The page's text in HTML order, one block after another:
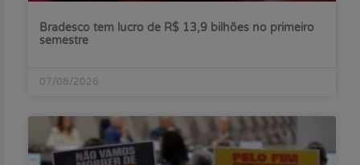
Bradesco tem lucro de R$ 13,9 bilhões no primeiro
semestre
07/08/2026